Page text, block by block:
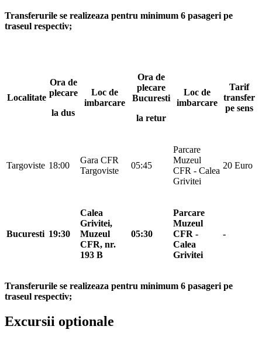
Transferurile se realizeaza pentru minimum 6 pasageri pe
traseul respectiv;
Localitate
Ora de
plecare
la dus
Loc de
imbarcare
Ora de
plecare
Bucuresti
la retur
Loc de
imbarcare
Tarif
transfer
pe sens
Targoviste 18:00
Gara CFR
Targoviste
05:45
Parcare
Muzeul
CFR - Calea
Grivitei
20 Euro
Bucuresti 19:30
Calea
Grivitei,
Muzeul
CFR, nr.
193 B
05:30
Parcare
Muzeul
CFR -
Calea
Grivitei
-
Transferurile se realizeaza pentru minimum 6 pasageri pe
traseul respectiv;
Excursii optionale